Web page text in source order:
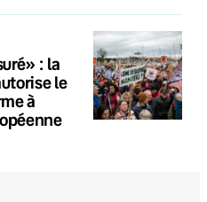
: la
le
à